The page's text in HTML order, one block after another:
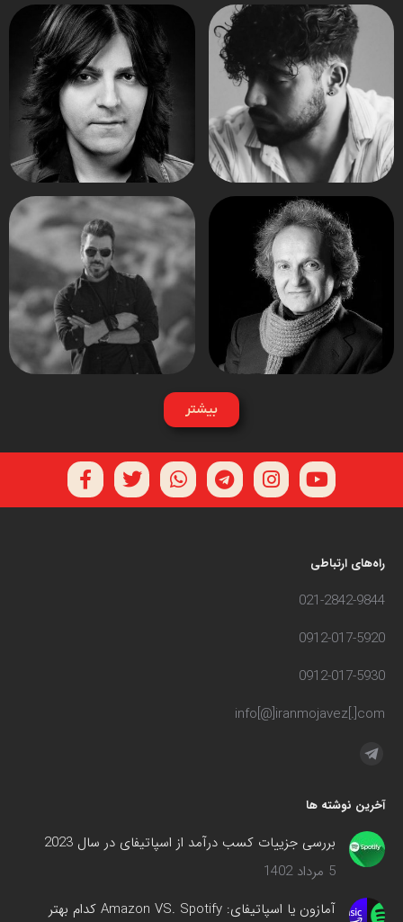
بیشتر
راه‌های ارتباطی
021-2842-9844
0912-017-5920
0912-017-5930
info[@]iranmojavez[.]com
مارا در اینجا پیدا کنید:
آخرین نوشته ها
بررسی جزییات کسب درآمد از اسپاتیفای در سال 2023
5 مرداد 1402
آمازون یا اسپاتیفای: Amazon VS. Spotify کدام بهتر